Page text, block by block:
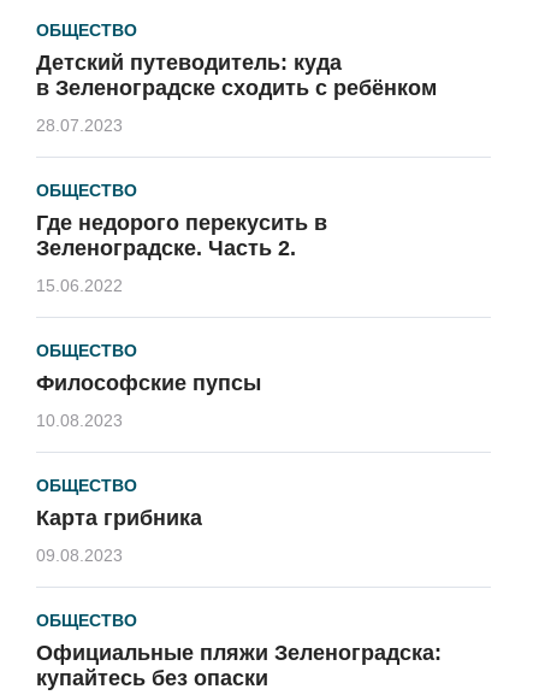
ОБЩЕСТВО
Детский путеводитель: куда
в Зеленоградске сходить с ребёнком
28.07.2023
ОБЩЕСТВО
Где недорого перекусить в
Зеленоградске. Часть 2.
15.06.2022
ОБЩЕСТВО
Философские пупсы
10.08.2023
ОБЩЕСТВО
Карта грибника
09.08.2023
ОБЩЕСТВО
Официальные пляжи Зеленоградска:
купайтесь без опаски